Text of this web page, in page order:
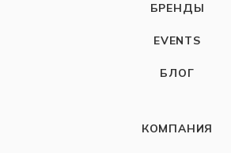
БРЕНДЫ
EVENTS
БЛОГ
КОМПАНИЯ